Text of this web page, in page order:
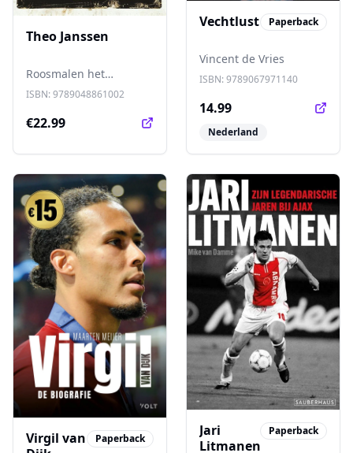
Theo Janssen
Roosmalen het
fenomeen Theo Janssen
enthousiasme maar net
en schreef minutieus
hoorde en meemaakte
ISBN:9789048861002
€22.99
Vechtlust Paperback
Vincent de Vries
ISBN:9789067971140
14.99
Nederland
Virgil van
Paperback
Jari
Litmanen
Paperback